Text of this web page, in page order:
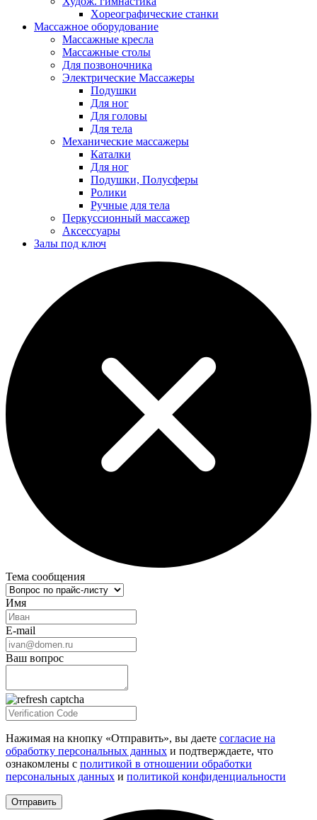
Xореографические станки
Массажное оборудование
Массажные кресла
Массажные столы
Для позвоночника
Электрические Массажеры
Подушки
Для ног
Для головы
Для тела
Механические массажеры
Каталки
Для ног
Подушки, Полусферы
Ролики
Ручные для тела
Перкуссионный массажер
Аксессуары
Залы под ключ
Тема сообщения
Имя
E-mail
Ваш вопрос
Нажимая на кнопку «Отправить», вы даете согласие на
обработку персональных данных и подтверждаете, что
ознакомлены с политикой в отношении обработки
персональных данных и политикой конфиденциальности